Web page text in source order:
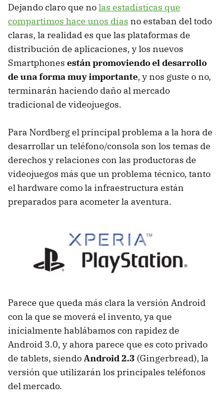
Dejando claro que nolas estadísticas que
compartimos hace unos días no estaban del todo
claras, la realidad es que las plataformas de
distribución de aplicaciones, y los nuevos
Smartphones están promoviendo el desarrollo
de una forma muy importante, y nos guste o no,
terminarán haciendo daño al mercado
tradicional de videojuegos.
Para Nordberg el principal problema a la hora de
desarrollar un teléfono/consola son los temas de
derechos y relaciones con las productoras de
videojuegos más que un problema técnico, tanto
el hardware como la infraestructura están
preparados para acometer la aventura.
Parece que queda más clara la versión Android
con la que se moverá el invento, ya que
inicialmente hablábamos con rapidez de
Android 3.0, y ahora parece que es coto privado
de tablets, siendoAndroid 2.3 (Gingerbread), la
versión que utilizarán los principales teléfonos
del mercado.